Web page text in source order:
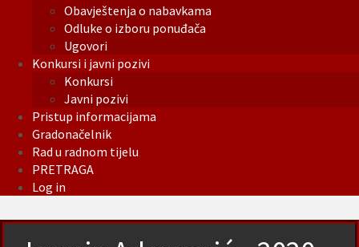
Obavještenja o nabavkama
Odluke o izboru ponuđača
Ugovori
Konkursi i javni pozivi
Konkursi
Javni pozivi
Pristup informacijama
Gradonačelnik
Rad u radnom tijelu
PRETRAGA
Log in